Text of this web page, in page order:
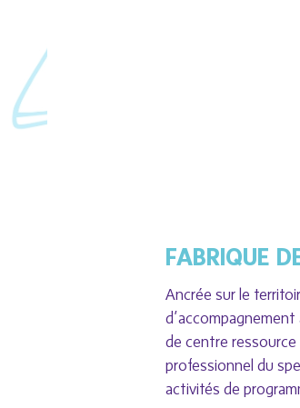
FABRIQUE
Ancrée sur le
de centre
professionnel du
activités de